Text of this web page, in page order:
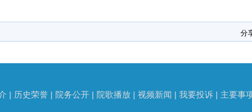
分
| 历史荣誉 | 院务公开 | 院歌播放 | 视频新闻 | 我要投诉 | 主要事